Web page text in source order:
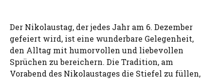
Der Nikolaustag, der jedes Jahr am 6. Dezember
gefeiert wird, ist eine wunderbare Gelegenheit,
den Alltag mit humorvollen und liebevollen
Sprüchen zu bereichern. Die Tradition, am
Vorabend des Nikolaustages die Stiefel zu füllen,